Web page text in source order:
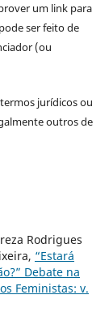
um link para
ser feito de
(ou
jurídicos ou
outros de
Rodrigues
“Estará
Debate na
Feministas: v.